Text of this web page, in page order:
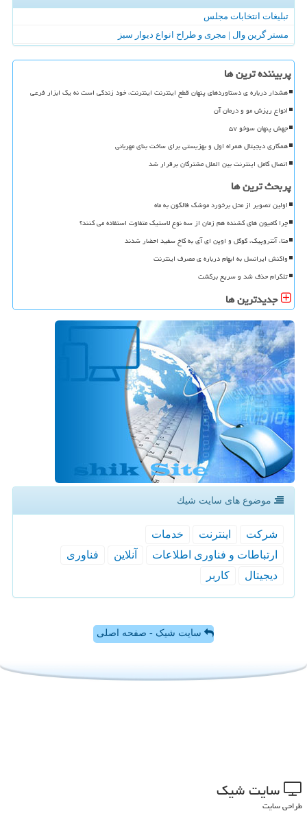
تبلیغات انتخابات مجلس
مستر گرین وال | مجری و طراح انواع دیوار سبز
پربیننده ترین ها
هشدار درباره ی دستاوردهای پنهان قطع اینترنت اینترنت، خود زندگی است نه یک ابزار فرعی
انواع ریزش مو و درمان آن
جهش پنهان سوخو ۵۷
همکاری دیجیتال همراه اول و بهزیستی برای ساخت بنای مهربانی
اتصال کامل اینترنت بین الملل مشترکان برقرار شد
پربحث ترین ها
اولین تصویر از محل برخورد موشک فالکون به ماه
چرا کامیون های کشنده هم زمان از سه نوع لاستیک متفاوت استفاده می کنند؟
متا، آنتروپیک، گوگل و اوپن ای آی به کاخ سفید احضار شدند
واکنش ایرانسل به ابهام درباره ی مصرف اینترنت
تلگرام حذف شد و سریع برگشت
جدیدترین ها
موضوع های سایت شیك
شركت اینترنت
خدمات
ارتباطات و فناوری اطلاعات
آنلاین
فناوری
دیجیتال
كاربر
سایت شیک - صفحه اصلی
سایت شیك
طراحی سایت